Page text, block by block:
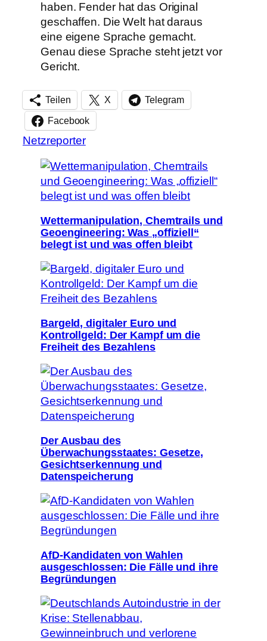
haben. Fender hat das Original
geschaffen. Die Welt hat daraus
eine eigene Sprache gemacht.
Genau diese Sprache steht jetzt vor
Gericht.
Teilen X Telegram
Facebook
Netzreporter
Wettermanipulation, Chemtrails und
Geoengineering: Was „offiziell“
belegt ist und was offen bleibt
Bargeld, digitaler Euro und
Kontrollgeld: Der Kampf um die
Freiheit des Bezahlens
Der Ausbau des
Überwachungsstaates: Gesetze,
Gesichtserkennung und
Datenspeicherung
AfD-Kandidaten von Wahlen
ausgeschlossen: Die Fälle und ihre
Begründungen